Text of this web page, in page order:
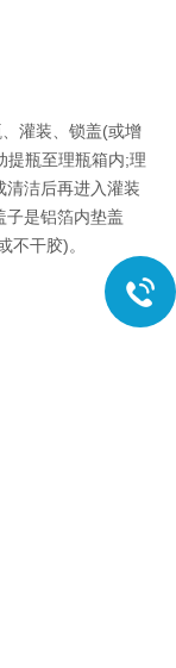
灌装、锁盖(或增
提瓶至理瓶箱内;理
清洁后再进入灌装
子是铝箔内垫盖
不干胶)。